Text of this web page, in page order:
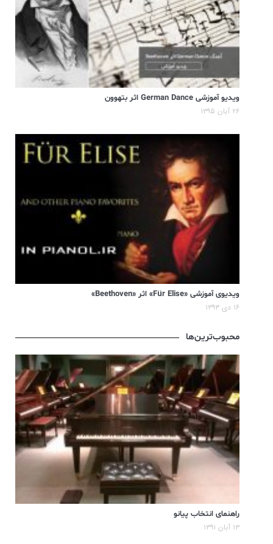
ویدیو آموزشی German Dance اثر بتهوون
۲۶ آبان ۱۳۹۵
ویدیوی آموزشی «Für Elise» اثر «Beethoven»
۱۶ دی ۱۳۹۳
محبوب‌ترین‌ها
راهنمای انتخاب پیانو
۱۳ آبان ۱۳۹۱